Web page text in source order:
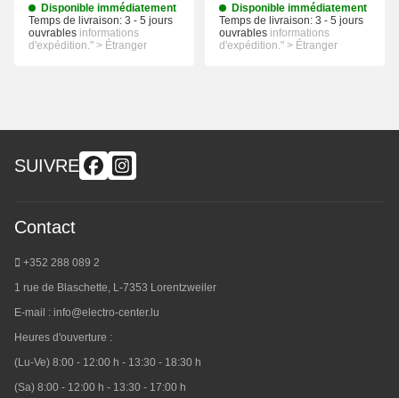
Disponible immédiatement
Temps de livraison: 3 - 5 jours
ouvrables informations
d'expédition." > Étranger
Disponible immédiatement
Temps de livraison: 3 - 5 jours
ouvrables informations
d'expédition." > Étranger
SUIVRE
Contact
+352 288 089 2
1 rue de Blaschette, L-7353 Lorentzweiler
E-mail : info@electro-center.lu
Heures d'ouverture :
(Lu-Ve) 8:00 - 12:00 h - 13:30 - 18:30 h
(Sa) 8:00 - 12:00 h - 13:30 - 17:00 h